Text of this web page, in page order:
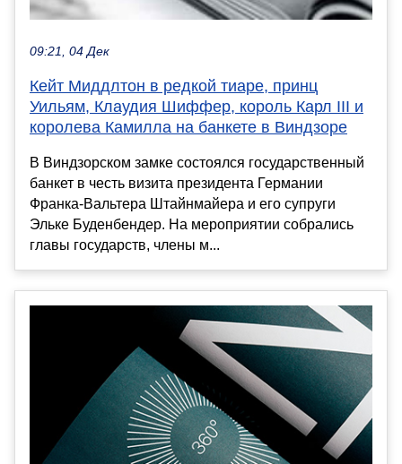
09:21, 04 Дек
Кейт Миддлтон в редкой тиаре, принц
Уильям, Клаудия Шиффер, король Карл III и
королева Камилла на банкете в Виндзоре
В Виндзорском замке состоялся государственный
банкет в честь визита президента Германии
Франка-Вальтера Штайнмайера и его супруги
Эльке Буденбендер. На мероприятии собрались
главы государств, члены м...